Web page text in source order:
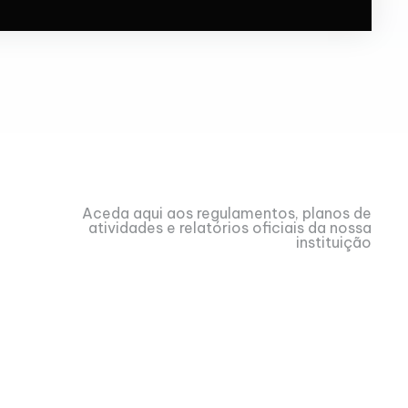
Aceda aqui aos regulamentos, planos de
atividades e relatórios oficiais da nossa
instituição